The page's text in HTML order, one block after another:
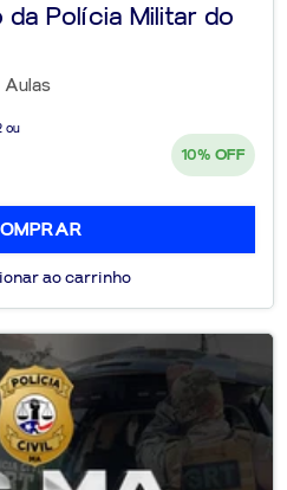
da Polícia Militar do
Aulas
ou
10% OFF
ao carrinho